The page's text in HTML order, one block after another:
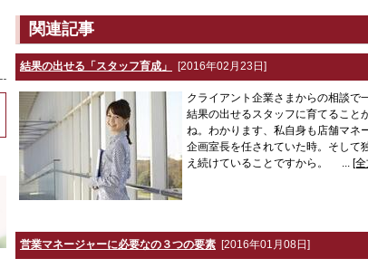
関連記事
結果の出せる「スタッフ育成」 [2016年02月23日]
クライアント企業さまからの相談で
結果の出せるスタッフに育てること
ね。わかります、私自身も店舗マネ
企画室長を任されていた時。そして
え続けていることですから。 ... [
営業マネージャーに必要なの３つの要素 [2016年01月08日]